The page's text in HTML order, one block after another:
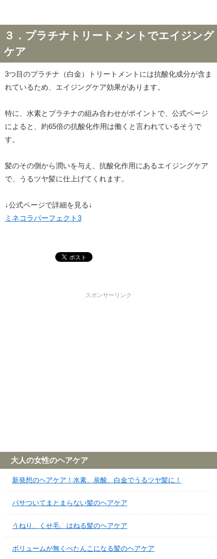
３．プラチナトリートメントでエイジング
ケア
3つ目のプラチナ（白金）トリートメントには抗酸化成分が含ま
れているため、エイジングケア効果があります。
特に、水素とプラチナの組み合わせがポイントで、公式ページ
によると、約65倍の抗酸化作用は働くと言われているそうで
す。
髪のその側から潤いを与え、抗酸化作用にあるエイジングケア
で、うるツヤ髪に仕上げてくれます。
↓公式ページで詳細を見る↓
ミネコラパーフェクト3
スポンサーリンク
大人の女性のヘアケア
新発想のヘアケア！水素、炭酸、白金でうるツヤ髪に！
パサついてまとまらない髪のヘアケア
うねり、くせ毛、はねる髪のヘアケア
ボリュームが無くぺたんこになる髪のヘアケア